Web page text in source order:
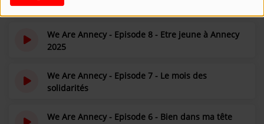
il y a 6 mois
We Are Annecy - Episode 8 - Etre jeune à Annecy
2025
We Are Annecy - Episode 7 - Le mois des
solidarités
We Are Annecy - Episode 6 - Bien dans ma tête